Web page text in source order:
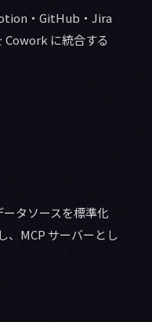
・GitHub・Jira
に統合する
タソースを標準化
、MCP サーバーとし